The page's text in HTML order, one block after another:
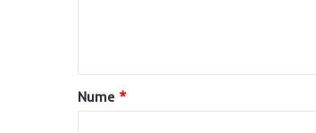
a
r
Nume *